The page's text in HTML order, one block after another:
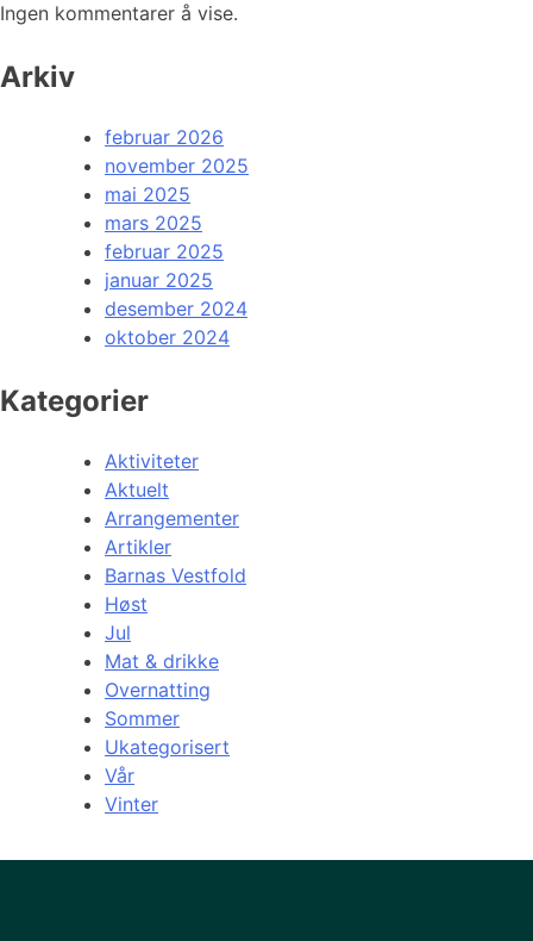
Ingen kommentarer å vise.
Arkiv
februar 2026
november 2025
mai 2025
mars 2025
februar 2025
januar 2025
desember 2024
oktober 2024
Kategorier
Aktiviteter
Aktuelt
Arrangementer
Artikler
Barnas Vestfold
Høst
Jul
Mat & drikke
Overnatting
Sommer
Ukategorisert
Vår
Vinter